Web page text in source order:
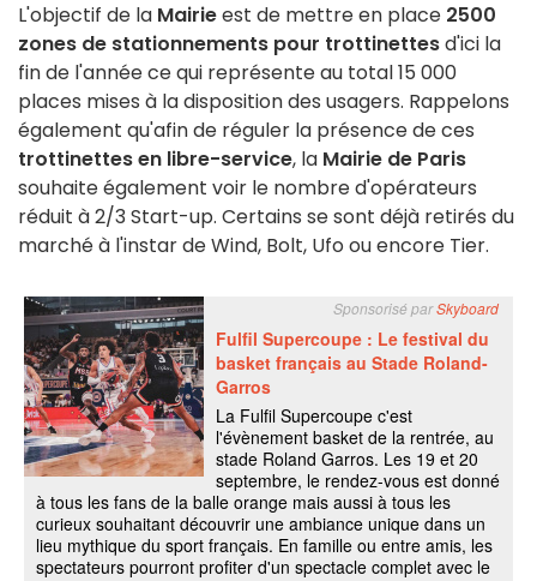
L'objectif de la Mairieest de mettre en place 2500
zones de stationnements pour trottinettesd'ici la
fin de l'année ce qui représente au total 15 000
places mises à la disposition des usagers. Rappelons
également qu'afin de réguler la présence de ces
trottinettes en libre-service, la Mairie de Paris
souhaite également voir le nombre d'opérateurs
réduit à 2/3 Start-up. Certains se sont déjà retirés du
marché à l'instar de Wind, Bolt, Ufo ou encore Tier.